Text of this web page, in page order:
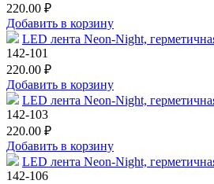
220.00 ₽
Добавить в корзину
LED лента Neon-Night,
142-101
220.00 ₽
Добавить в корзину
LED лента Neon-Night,
142-103
220.00 ₽
Добавить в корзину
LED лента Neon-Night,
142-106